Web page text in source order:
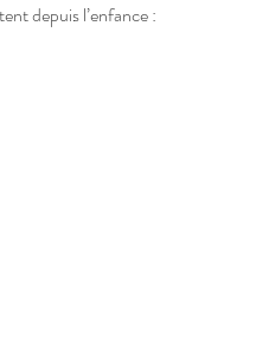
depuis l’enfance :